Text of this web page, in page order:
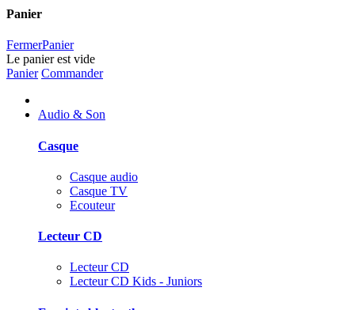
Panier
FermerPanier
Le panier est vide
Panier Commander
Audio & Son
Casque
Casque audio
Casque TV
Ecouteur
Lecteur CD
Lecteur CD
Lecteur CD Kids - Juniors